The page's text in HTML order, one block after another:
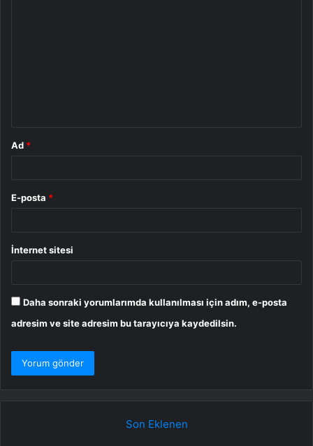
Ad *
E-posta *
İnternet sitesi
Daha sonraki yorumlarımda kullanılması için adım, e-posta
adresim ve site adresim bu tarayıcıya kaydedilsin.
Son Eklenen